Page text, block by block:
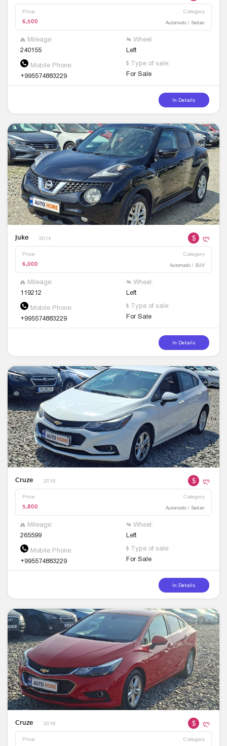
Price Category
6,500 Automatic / Sedan
Mileage:
240155
Wheel:
Left
Mobile Phone:
+995574883229
Type of sale:
For Sale
In Details
Juke 2014 $ ლ
Price Category
6,000 Automatic / SUV
Mileage:
119212
Wheel:
Left
Mobile Phone:
+995574883229
Type of sale:
For Sale
In Details
Cruze 2016 $ ლ
Price Category
5,800 Automatic / Sedan
Mileage:
265599
Wheel:
Left
Mobile Phone:
+995574883229
Type of sale:
For Sale
In Details
Cruze 2016 $ ლ
Price Category